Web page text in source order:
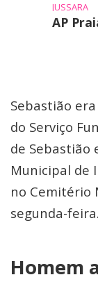
JUSSARA
AP
Sebastião
do Serviço
de Sebastião
Municipal de
no Cemitério
segunda-feira.
Homem